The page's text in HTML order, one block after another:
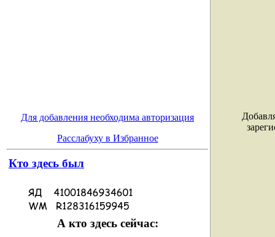
Для добавления необходима авторизация
Расслабуху в Избранное
Кто здесь был
А кто здесь сейчас: